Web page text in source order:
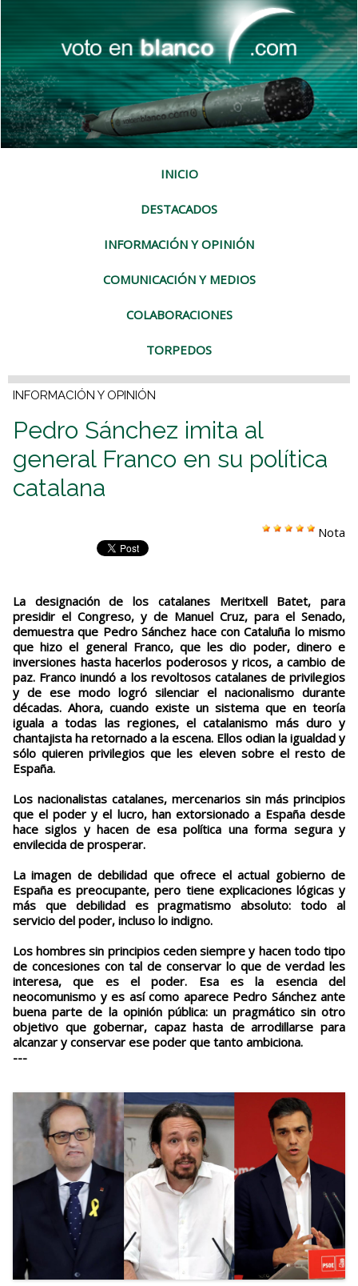
INICIO
DESTACADOS
INFORMACIÓN Y OPINIÓN
COMUNICACIÓN Y MEDIOS
COLABORACIONES
TORPEDOS
INFORMACIÓN Y OPINIÓN
Pedro Sánchez imita al
general Franco en su política
catalana
Nota
La designación de los catalanes Meritxell Batet, para
presidir el Congreso, y de Manuel Cruz, para el Senado,
demuestra que Pedro Sánchez hace con Cataluña lo mismo
que hizo el general Franco, que les dio poder, dinero e
inversiones hasta hacerlos poderosos y ricos, a cambio de
paz. Franco inundó a los revoltosos catalanes de privilegios
y de ese modo logró silenciar el nacionalismo durante
décadas. Ahora, cuando existe un sistema que en teoría
iguala a todas las regiones, el catalanismo más duro y
chantajista ha retornado a la escena. Ellos odian la igualdad y
sólo quieren privilegios que les eleven sobre el resto de
España.
Los nacionalistas catalanes, mercenarios sin más principios
que el poder y el lucro, han extorsionado a España desde
hace siglos y hacen de esa política una forma segura y
envilecida de prosperar.
La imagen de debilidad que ofrece el actual gobierno de
España es preocupante, pero tiene explicaciones lógicas y
más que debilidad es pragmatismo absoluto: todo al
servicio del poder, incluso lo indigno.
Los hombres sin principios ceden siempre y hacen todo tipo
de concesiones con tal de conservar lo que de verdad les
interesa, que es el poder. Esa es la esencia del
neocomunismo y es así como aparece Pedro Sánchez ante
buena parte de la opinión pública: un pragmático sin otro
objetivo que gobernar, capaz hasta de arrodillarse para
alcanzar y conservar ese poder que tanto ambiciona.
---